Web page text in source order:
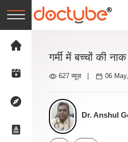
गर्मी में बच्चों की
627 व्यूज़ 06
Dr. Anshul